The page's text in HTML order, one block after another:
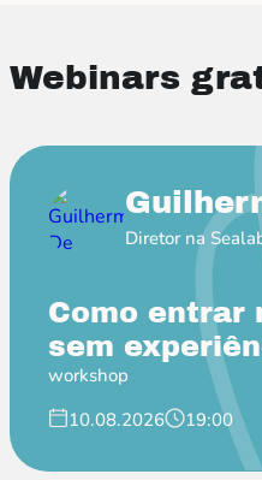
Webinars
Diretor na
Como entrar
sem
workshop
10.08.2026
19:00